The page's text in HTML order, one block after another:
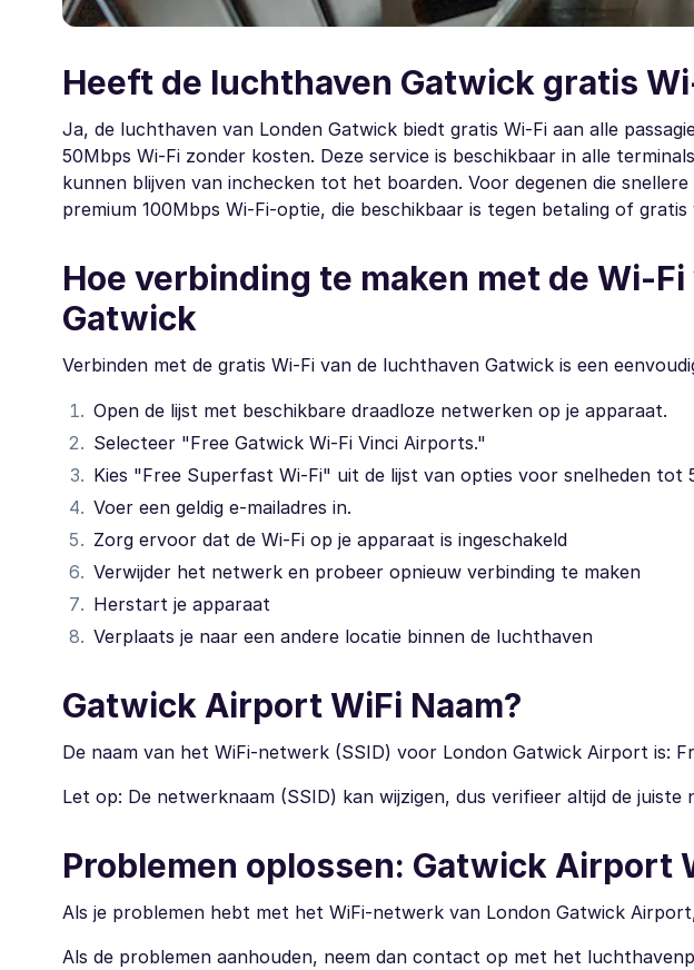
Heeft de luchthaven Gatwick gratis
Ja, de luchthaven van Londen Gatwick biedt gratis Wi-Fi aan alle
50Mbps Wi-Fi zonder kosten. Deze service is beschikbaar in alle
kunnen blijven van inchecken tot het boarden. Voor degenen die
premium 100Mbps Wi-Fi-optie, die beschikbaar is tegen betaling of
Hoe verbinding te maken met de Wi-
Gatwick
Verbinden met de gratis Wi-Fi van de luchthaven Gatwick is een
Open de lijst met beschikbare draadloze netwerken op je apparaat.
Selecteer "Free Gatwick Wi-Fi Vinci Airports."
Kies "Free Superfast Wi-Fi" uit de lijst van opties voor snelheden tot
Voer een geldig e-mailadres in.
Zorg ervoor dat de Wi-Fi op je apparaat is ingeschakeld
Verwijder het netwerk en probeer opnieuw verbinding te maken
Herstart je apparaat
Verplaats je naar een andere locatie binnen de luchthaven
Gatwick Airport WiFi Naam?
De naam van het WiFi-netwerk (SSID) voor London Gatwick Airport is:
Let op: De netwerknaam (SSID) kan wijzigen, dus verifieer altijd de
Problemen oplossen: Gatwick Airport
Als je problemen hebt met het WiFi-netwerk van London Gatwick
Als de problemen aanhouden, neem dan contact op met het